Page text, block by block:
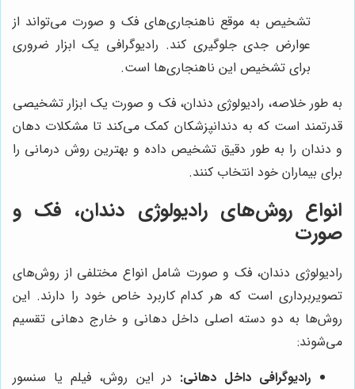
تشخیص به موقع ناهنجاری‌های فک و صورت می‌تواند از
عوارض جدی جلوگیری کند. رادیوگرافی یک ابزار ضروری
برای تشخیص این ناهنجاری‌ها است.
به طور خلاصه، رادیولوژی دندان، فک و صورت یک ابزار تشخیصی
قدرتمند است که به دندانپزشکان کمک می‌کند تا مشکلات دهان
و دندان را به طور دقیق تشخیص داده و بهترین روش درمانی را
برای بیماران خود انتخاب کنند.
انواع روش‌های رادیولوژی دندان، فک و
صورت
رادیولوژی دندان، فک و صورت شامل انواع مختلفی از روش‌های
تصویربرداری است که هر کدام کاربرد خاص خود را دارند. این
روش‌ها به دو دسته اصلی داخل دهانی و خارج دهانی تقسیم
می‌شوند:
رادیوگرافی داخل دهانی: در این روش، فیلم یا سنسور